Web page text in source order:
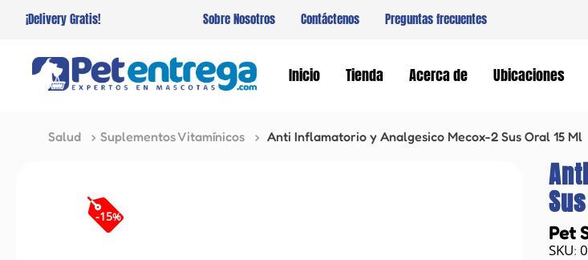
¡Delivery Gratis! Sobre Nosotros Contáctenos Preguntas frecuentes
Inicio Tienda Acerca de Ubicaciones
Salud Suplementos Vitamínicos Anti Inflamatorio y Analgesico Mecox-2 Sus Oral 15 Ml
-15%
Pet
: